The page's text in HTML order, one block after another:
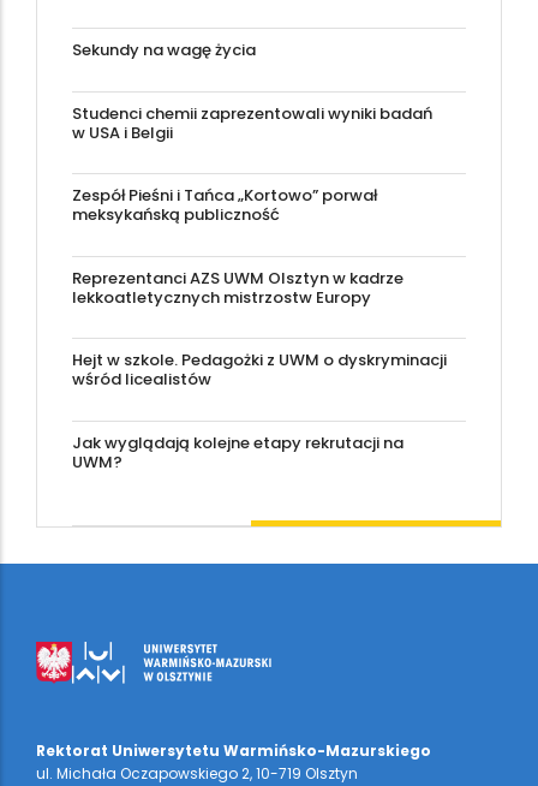
Sekundy na wagę życia
Studenci chemii zaprezentowali wyniki badań
w USA i Belgii
Zespół Pieśni i Tańca „Kortowo” porwał
meksykańską publiczność
Reprezentanci AZS UWM Olsztyn w kadrze
lekkoatletycznych mistrzostw Europy
Hejt w szkole. Pedagożki z UWM o dyskryminacji
wśród licealistów
Jak wyglądają kolejne etapy rekrutacji na
UWM?
Rektorat Uniwersytetu Warmińsko-Mazurskiego
ul. Michała Oczapowskiego 2, 10-719 Olsztyn